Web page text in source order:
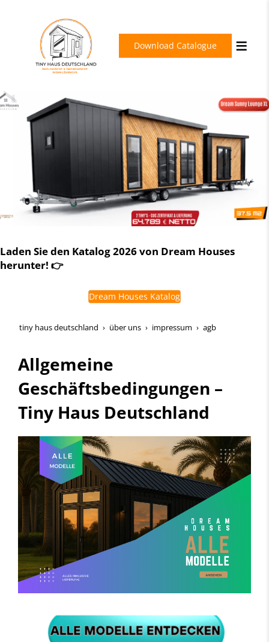
Download Catalogue
Laden Sie den Katalog 2026 von Dream Houses
herunter! 👉
Dream Houses Katalog
tiny haus deutschland über uns impressum agb
Allgemeine
Geschäftsbedingungen –
Tiny Haus Deutschland